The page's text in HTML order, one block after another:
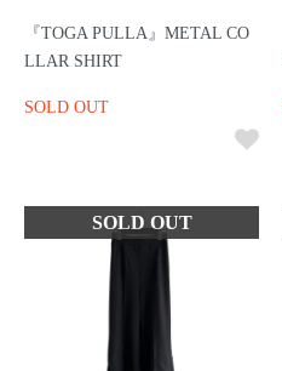
『TOGA PULLA』METAL CO
LLAR SHIRT
SOLD OUT